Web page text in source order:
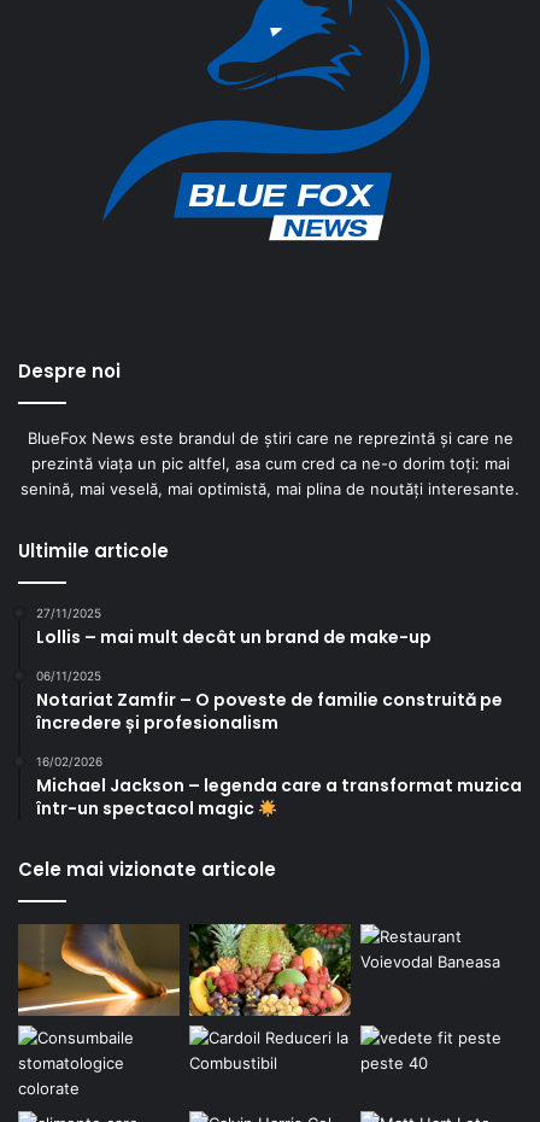
Despre noi
BlueFox News este brandul de știri care ne reprezintă și care ne
prezintă viața un pic altfel, asa cum cred ca ne-o dorim toți: mai
senină, mai veselă, mai optimistă, mai plina de noutăți interesante.
Ultimile articole
27/11/2025
Lollis – mai mult decât un brand de make-up
06/11/2025
Notariat Zamfir – O poveste de familie construită pe
încredere și profesionalism
16/02/2026
Michael Jackson – legenda care a transformat muzica
într-un spectacol magic
Cele mai vizionate articole